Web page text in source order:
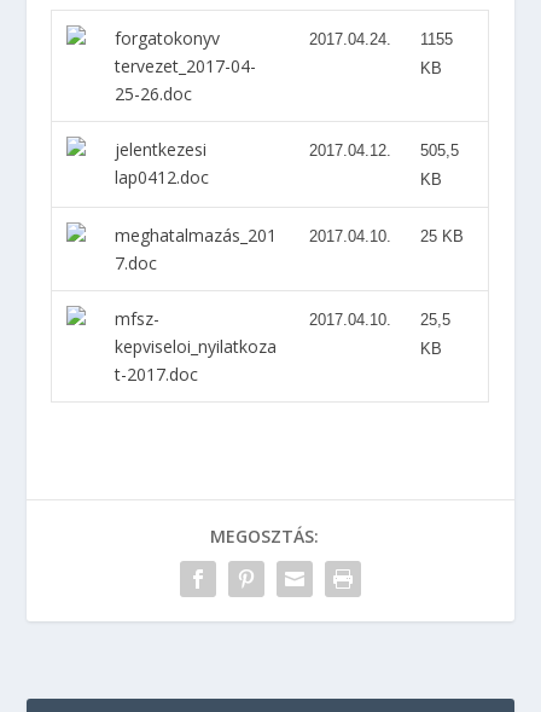
forgatokonyv
tervezet_2017-04-
25-26.doc
2017.04.24.
1155
KB
jelentkezesi
lap0412.doc
2017.04.12.
505,5
KB
meghatalmazás_201
7.doc
2017.04.10. 25 KB
mfsz-
kepviseloi_nyilatkoza
t-2017.doc
2017.04.10.
25,5
KB
MEGOSZTÁS: